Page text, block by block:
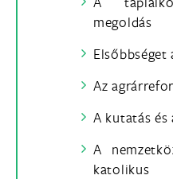
megoldás
Az
A kutatás és
A
katolikus